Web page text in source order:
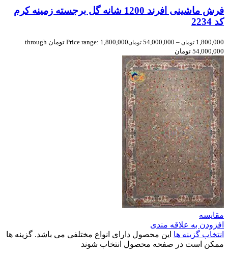
فرش ماشینی افرند 1200 شانه گل برجسته زمینه کرم
کد 2234
1,800,000 تومان –
54,000,000 تومان
Price range: 1,800,000 تومان through
54,000,000 تومان
مقایسه
افزودن به علاقه مندی
انتخاب گزینه ها این محصول دارای انواع مختلفی می باشد. گزینه ها
ممکن است در صفحه محصول انتخاب شوند